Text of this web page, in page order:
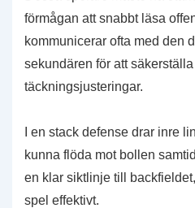
förmågan att snabbt läsa
kommunicerar ofta med den
sekundären för att
täckningsjusteringar.
I en stack defense drar inre
kunna flöda mot bollen
en klar siktlinje till
spel effektivt.